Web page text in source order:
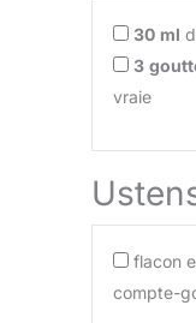
30 ml
3
vraie
flacon
compte-